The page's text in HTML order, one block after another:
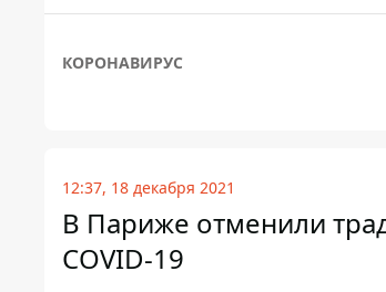
КОРОНАВИРУС
12:37, 18 декабря 2021
В Париже отменили
COVID-19